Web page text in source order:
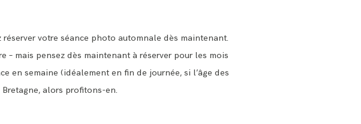
votre séance photo automnale dès maintenant.
– mais pensez dès maintenant à réserver pour les mois
en semaine (idéalement en fin de journée, si l’âge des
alors profitons-en.